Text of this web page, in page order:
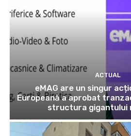
ACTUAL
eMAG are un singur
Europeană a aprobat
structura gigantului